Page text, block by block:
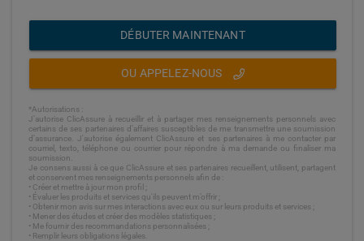
DÉBUTER MAINTENANT
OU APPELEZ-NOUS
*Autorisations :
J’autorise ClicAssure à recueillir et à partager mes renseignements personnels avec
certains de ses partenaires d’affaires susceptibles de me transmettre une soumission
d’assurance. J'autorise également ClicAssure et ses partenaires à me contacter par
courriel, texto, téléphone ou courrier pour répondre à ma demande ou finaliser ma
soumission.
Je consens aussi à ce que ClicAssure et ses partenaires recueillent, utilisent, partagent
et conservent mes renseignements personnels afin de :
• Créer et mettre à jour mon profil ;
• Évaluer les produits et services qu'ils peuvent m’offrir ;
• Obtenir mon avis sur mes interactions avec eux ou sur leurs produits et services ;
• Mener des études et créer des modèles statistiques ;
• Me fournir des recommandations personnalisées ;
• Remplir leurs obligations légales.